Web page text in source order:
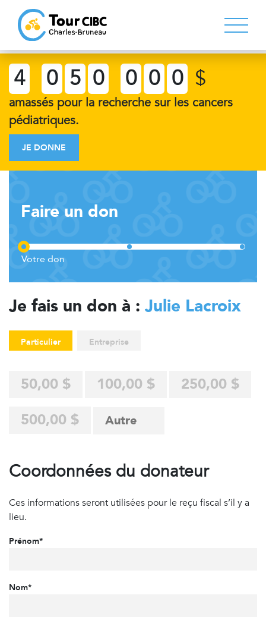
4 0 5 0 0 0 0 $
amassés pour la recherche sur les cancers
pédiatriques.
JE DONNE
Faire un don
Je fais un don à : Julie Lacroix
Particulier Entreprise
50,00 $ 100,00 $
250,00 $
500,00 $
Coordonnées du donateur
Ces informations seront utilisées pour le reçu fiscal s’il y a
lieu.
Prénom*
Nom*